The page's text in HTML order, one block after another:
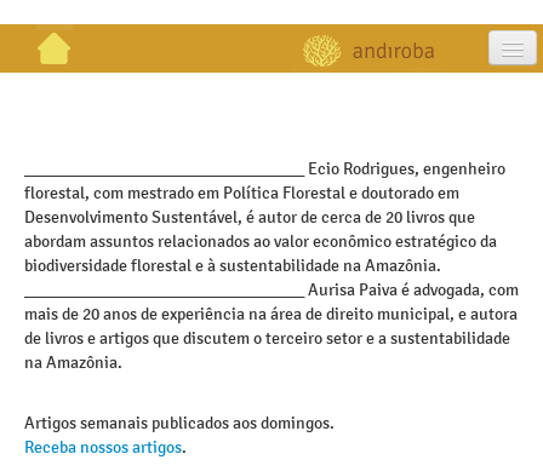
publicações
galeria
contato
_________________________________ Ecio Rodrigues, engenheiro
florestal, com mestrado em Política Florestal e doutorado em
Desenvolvimento Sustentável, é autor de cerca de 20 livros que
abordam assuntos relacionados ao valor econômico estratégico da
biodiversidade florestal e à sustentabilidade na Amazônia.
_________________________________ Aurisa Paiva é advogada, com
mais de 20 anos de experiência na área de direito municipal, e autora
de livros e artigos que discutem o terceiro setor e a sustentabilidade
na Amazônia.
Artigos semanais publicados aos domingos.
Receba nossos artigos.